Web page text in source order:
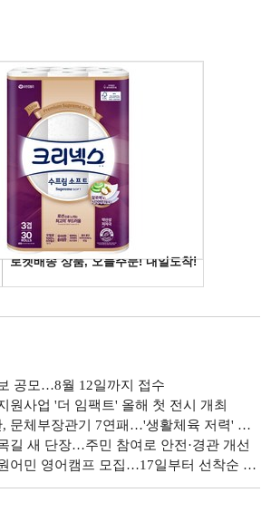
공모…8월 12일까지 접수
원사업 '더 임팩트' 올해 첫 전시 개최
체부장관기 7연패…'생활체육 저력' 입증
길 새 단장…주민 참여로 안전·경관 개선
민 영어캠프 모집…17일부터 선착순 접수